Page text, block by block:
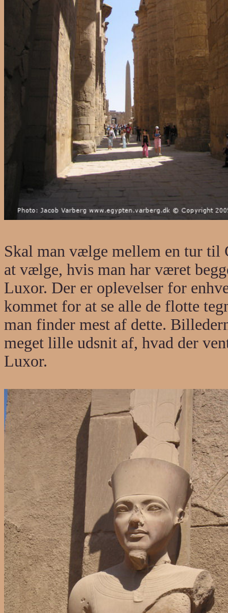
Skal man vælge mellem en tur
at vælge, hvis man har været
Luxor. Der er oplevelser for
kommet for at se alle de flotte
man finder mest af dette.
meget lille udsnit af, hvad der
Luxor.